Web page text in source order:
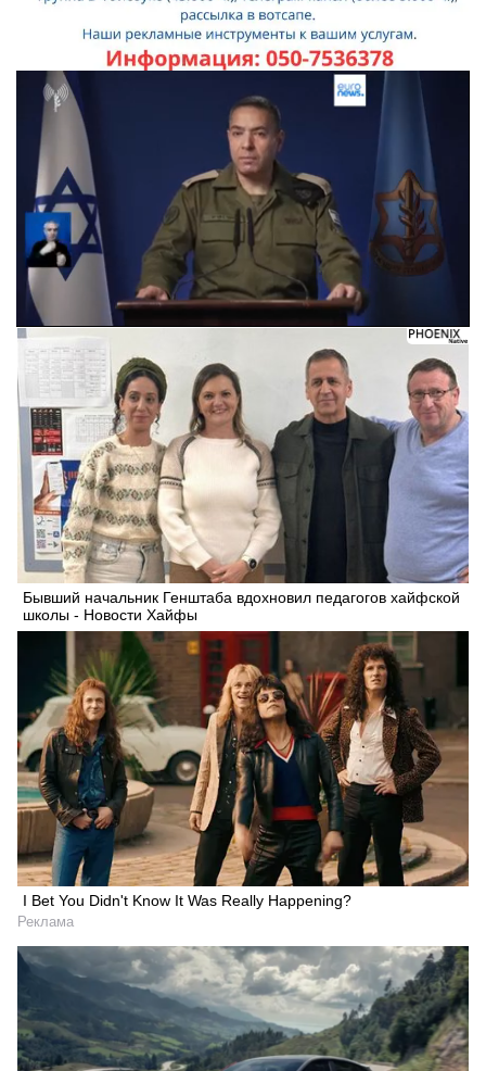
Следующее видео через 5 Отмена
Бывший начальник Генштаба вдохновил педагогов хайфской
школы - Новости Хайфы
I Bet You Didn't Know It Was Really Happening?
Реклама